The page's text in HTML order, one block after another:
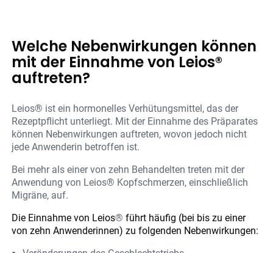
Welche Nebenwirkungen können
mit der Einnahme von Leios®
auftreten?
Leios® ist ein hormonelles Verhütungsmittel, das der
Rezeptpflicht unterliegt. Mit der Einnahme des Präparates
können Nebenwirkungen auftreten, wovon jedoch nicht
jede Anwenderin betroffen ist.
Bei mehr als einer von zehn Behandelten treten mit der
Anwendung von Leios® Kopfschmerzen, einschließlich
Migräne, auf.
Die Einnahme von Leios® führt häufig (bei bis zu einer
von zehn Anwenderinnen) zu folgenden Nebenwirkungen: